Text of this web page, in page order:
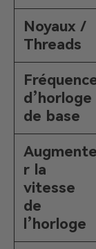
Noyaux /
Threads
d’horloge
de base
Augmente
r la
vitesse
de
l’horloge